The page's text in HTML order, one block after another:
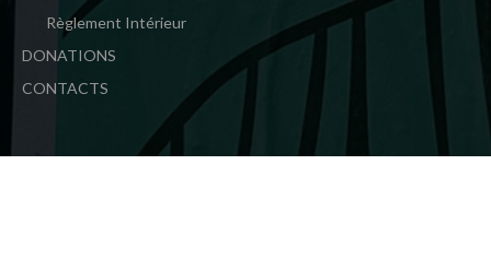
Règlement Intérieur
DONATIONS
CONTACTS